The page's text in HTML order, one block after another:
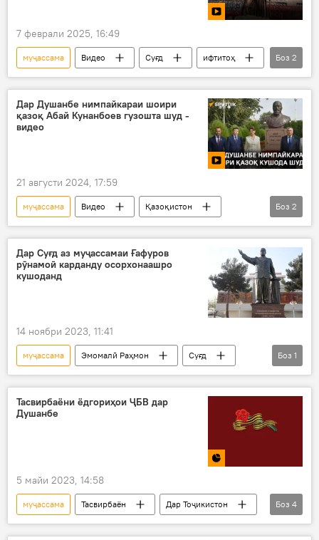
7 феврали 2025, 16:49
муҷассама Видео Суғд
ифтитоҳ
Хуҷанд
мактаби русӣ-тоҷикӣ
Боз 2
Дар Душанбе нимпайкараи шоири
қазоқ Абай Кунанбоев гузошта шуд -
видео
21 августи 2024, 17:59
муҷассама Видео
Қазоқистон
шоир
Душанбе
Боз 2
Дар Суғд аз муҷассамаи Ғафуров
рӯнамоӣ карданду осорхонаашро
кушоданд
14 ноябри 2023, 11:41
муҷассама Эмомалӣ Раҳмон
Суғд
Бобоҷон Ғафуров
Боз 1
Тасвирбаёни ёдгориҳои ҶБВ дар
Душанбе
5 майи 2023, 14:58
муҷассама Тасвирбаён
Дар Тоҷикистон
шаҳиди Ҷанги Бузурги Меҳанӣ
ёдгорӣ
Боз 4